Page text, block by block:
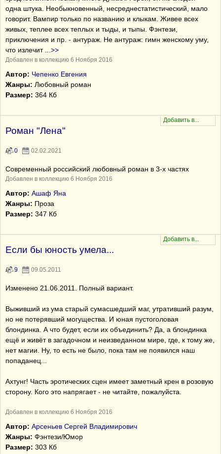
одна штука. Необыкновенный, несреднестатистический, мало
говорит. Вампир только по названию и клыкам. Живее всех
живых, теплее всех теплых и тыды, и тыпы. Фэнтези,
приключения и пр. - антураж. Не антураж: гимн женскому уму,
что излечит
>>
Добавлен в коллекцию 6 Ноября 2016
Автор: Чепенко Евгения
Жанры: Любовный роман
Размер: 364 Кб
Роман "Лена"
0 02.02.2021
Современный российский любовный роман в 3-х частях
Добавлен в коллекцию 6 Ноября 2016
Автор: Ашаф Яна
Жанры: Проза
Размер: 347 Кб
Если бы юность умела...
9 09.05.2011
Изменено 21.06.2011. Полный вариант.
Выживший из ума старый сумасшедший маг, утративший разум,
но не потерявший могущества. И юная пустоголовая
блондинка. А что будет, если их объединить? Да, а блондинка
ещё и живёт в загадочном и неизведанном мире, где, к тому же,
нет магии. Ну, то есть не было, пока там не появился наш
попаданец...
Ахтунг! Часть эротических сцен имеет заметный крен в розовую
сторону. Кого это напрягает - не читайте, пожалуйста.
Добавлен в коллекцию 6 Ноября 2016
Автор: Арсеньев Сергей Владимирович
Жанры: Фэнтези/Юмор
Размер: 303 Кб